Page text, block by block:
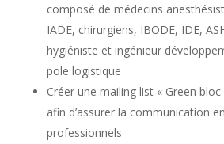
composé de médecins
IADE, chirurgiens, IBODE, IDE,
hygiéniste et ingénieur
pole logistique
Créer une mailing list « Green
afin d’assurer la communication
professionnels